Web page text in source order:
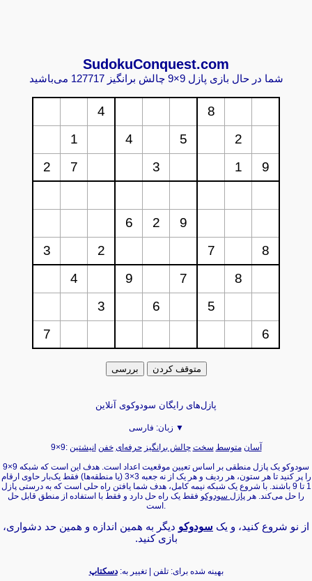
SudokuConquest.com
شما در حال بازی پازل 9×9 چالش برانگیز 127717 می‌باشید
پازل‌های رایگان سودوکوی آنلاین
زبان: فارسی ▼
9×9:
آسان متوسط سخت چالش برانگیز حرفه‌ای خفن انیشتین
سودوکو یک پازل منطقی بر اساس تعیین موقعیت اعداد است. هدف این است که شبکه 9×9
را پر کنید تا هر ستون، هر ردیف و هر یک از نه جعبه 3×3 (یا منطقه‌ها) فقط یک‌بار حاوی ارقام
1 تا 9 باشند. با شروع یک شبکه نیمه کامل، هدف شما یافتن راه حلی است که به درستی پازل
را حل می‌کند. هر پازل سودوکو فقط یک راه حل دارد و فقط با استفاده از منطق قابل حل
است.
از نو شروع کنید، و یک سودوکو دیگر به همین اندازه و همین حد دشواری،
بازی کنید.‏
بهینه شده برای: تلفن | تغییر به:دسکتاپ